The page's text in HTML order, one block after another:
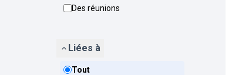
Des réunions
Liées à
Tout